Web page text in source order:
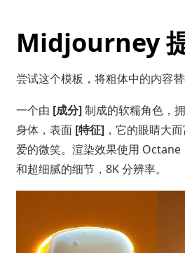
Midjourney
尝试这个模板，将粗体中的内容
一个由 [成分]制成的软糯角色，
身体，表面 [特征] ，它的眼睛大
爱的微笑。渲染效果使用 Octane
和超细腻的细节，8K 分辨率。